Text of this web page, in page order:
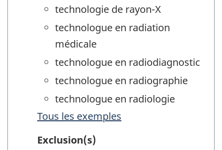
technologie de rayon-X
technologue en radiation
médicale
technologue en radiodiagnostic
technologue en radiographie
technologue en radiologie
Tous les exemples
Exclusion(s)